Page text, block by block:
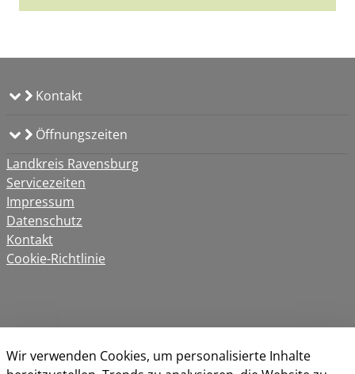
Kontakt
Öffnungszeiten
Landkreis Ravensburg
Servicezeiten
Impressum
Datenschutz
Kontakt
Cookie-Richtlinie
Wir verwenden Cookies, um personalisierte Inhalte